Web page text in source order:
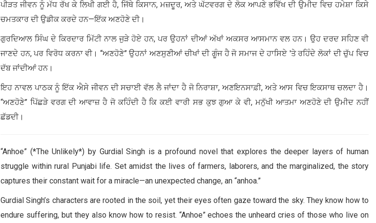
ਪੀੜਤ ਜੀਵਨ ਨੂੰ ਮੱਧ ਰੱਖ ਕੇ ਲਿਖੀ ਗਈ ਹੈ, ਜਿੱਥੇ ਕਿਸਾਨ, ਮਜ਼ਦੂਰ, ਅਤੇ ਘੱਟਵਰਗ ਦੇ ਲੋਕ ਆਪਣੇ ਭਵਿੱਖ ਦੀ ਉਮੀਦ ਵਿਚ ਹਮੇਸ਼ਾ ਕਿਸੇ
ਚਮਤਕਾਰ ਦੀ ਉਡੀਕ ਕਰਦੇ ਹਨ—ਇੱਕ ਅਣਹੋਣੇ ਦੀ।
ਗੁਰਦਿਆਲ ਸਿੰਘ ਦੇ ਕਿਰਦਾਰ ਮਿੱਟੀ ਨਾਲ ਜੁੜੇ ਹੋਏ ਹਨ, ਪਰ ਉਹਨਾਂ ਦੀਆਂ ਅੱਖਾਂ ਅਕਸਰ ਆਸਮਾਨ ਵਲ ਹਨ। ਉਹ ਦਰਦ ਸਹਿਣ ਵੀ
ਜਾਣਦੇ ਹਨ, ਪਰ ਵਿਰੋਧ ਕਰਨਾ ਵੀ। “ਅਣਹੋਣੇ” ਉਹਨਾਂ ਅਣਸੁਣੀਆਂ ਚੀਖਾਂ ਦੀ ਗੂੰਜ ਹੈ ਜੋ ਸਮਾਜ ਦੇ ਹਾਸਿਏ 'ਤੇ ਰਹਿੰਦੇ ਲੋਕਾਂ ਦੀ ਚੁੱਪ ਵਿਚ
ਦੱਬ ਜਾਂਦੀਆਂ ਹਨ।
ਇਹ ਨਾਵਲ ਪਾਠਕ ਨੂੰ ਇੱਕ ਐਸੇ ਜੀਵਨ ਦੀ ਸਚਾਈ ਵੱਲ ਲੈ ਜਾਂਦਾ ਹੈ ਜੋ ਨਿਰਾਸ਼ਾ, ਅਣਇਨਸਾਫ਼ੀ, ਅਤੇ ਆਸ ਵਿਚ ਇਕਸਾਥ ਚਲਦਾ ਹੈ।
“ਅਣਹੋਣੇ” ਪਿੱਛੜੇ ਵਰਗ ਦੀ ਆਵਾਜ਼ ਹੈ ਜੋ ਕਹਿੰਦੀ ਹੈ ਕਿ ਕਈ ਵਾਰੀ ਸਭ ਕੁਝ ਗੁਆ ਕੇ ਵੀ, ਮਨੁੱਖੀ ਆਤਮਾ ਅਣਹੋਣੇ ਦੀ ਉਮੀਦ ਨਹੀਂ
ਛੱਡਦੀ।
“Anhoe” (*The Unlikely*) by Gurdial Singh is a profound novel that explores the deeper layers of human
struggle within rural Punjabi life. Set amidst the lives of farmers, laborers, and the marginalized, the story
captures their constant wait for a miracle—an unexpected change, an “anhoa.”
Gurdial Singh’s characters are rooted in the soil, yet their eyes often gaze toward the sky. They know how to
endure suffering, but they also know how to resist. “Anhoe” echoes the unheard cries of those who live on